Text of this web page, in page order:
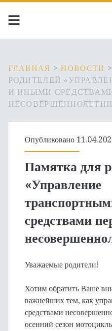
ГЛАВНАЯ >НОВОСТИ >
РОДИТЕЛЕЙ
И ИНЫМИ
Опубликовано
Памятка для
«Управление
средствами
Уважаемые родители!
Хотим обратить Ваше
важнейших тем, как
средствами
осенний сезон